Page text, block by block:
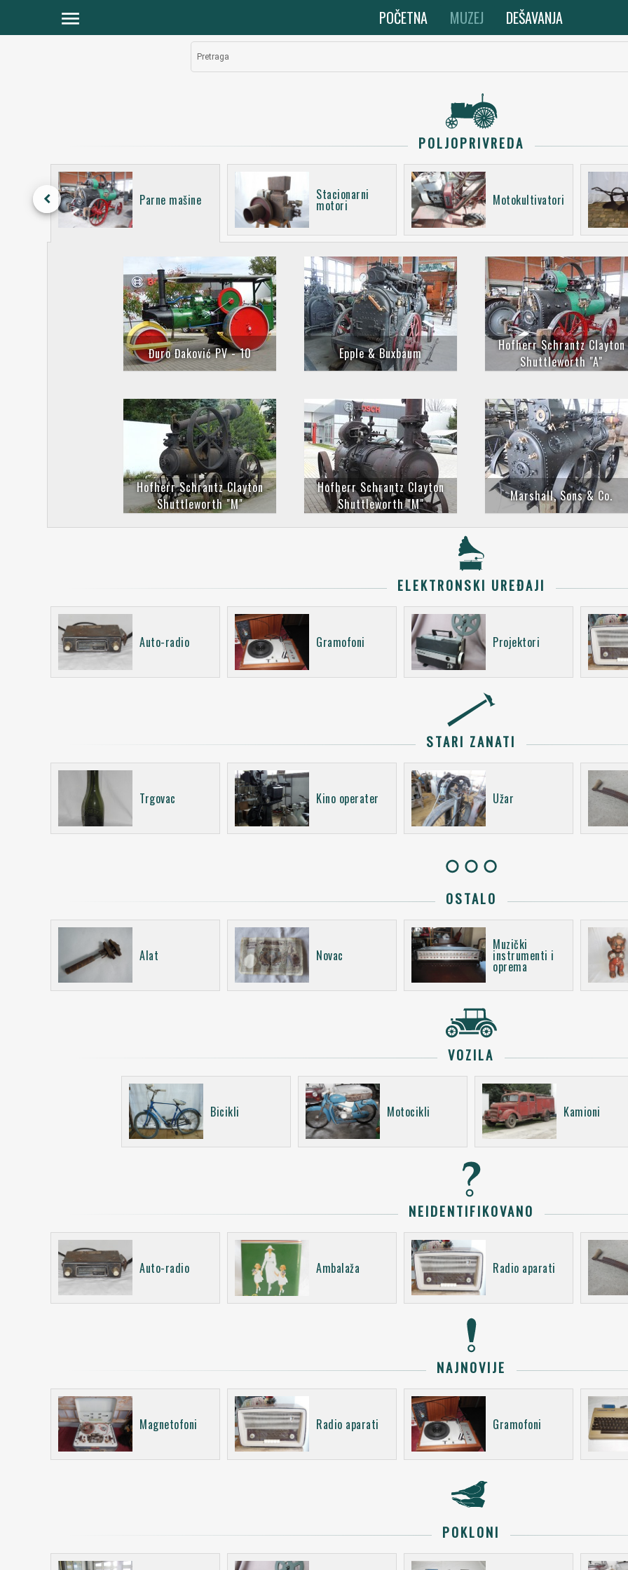
menu POČETNA MUZEJ DEŠAVANJA
Pretraga
POLJOPRIVREDA
keyboard_arrow_left Parne mašine Stacionarni
motori Motokultivatori
Đuro Đaković PV - 10 Epple & Buxbaum
Hofherr Schrantz Clayton
Shuttleworth "A"
Hofherr Schrantz Clayton
Shuttleworth "M"
Hofherr Schrantz Clayton
Shuttleworth "M"
Marshall, Sons & Co.
ELEKTRONSKI UREĐAJI
Auto-radio Gramofoni Projektori
STARI ZANATI
Trgovac Kino operater Užar
OSTALO
Alat Novac
Muzički
instrumenti i
oprema
VOZILA
Bicikli Motocikli Kamioni
NEIDENTIFIKOVANO
Auto-radio Ambalaža Radio aparati
NAJNOVIJE
Magnetofoni Radio aparati Gramofoni
POKLONI